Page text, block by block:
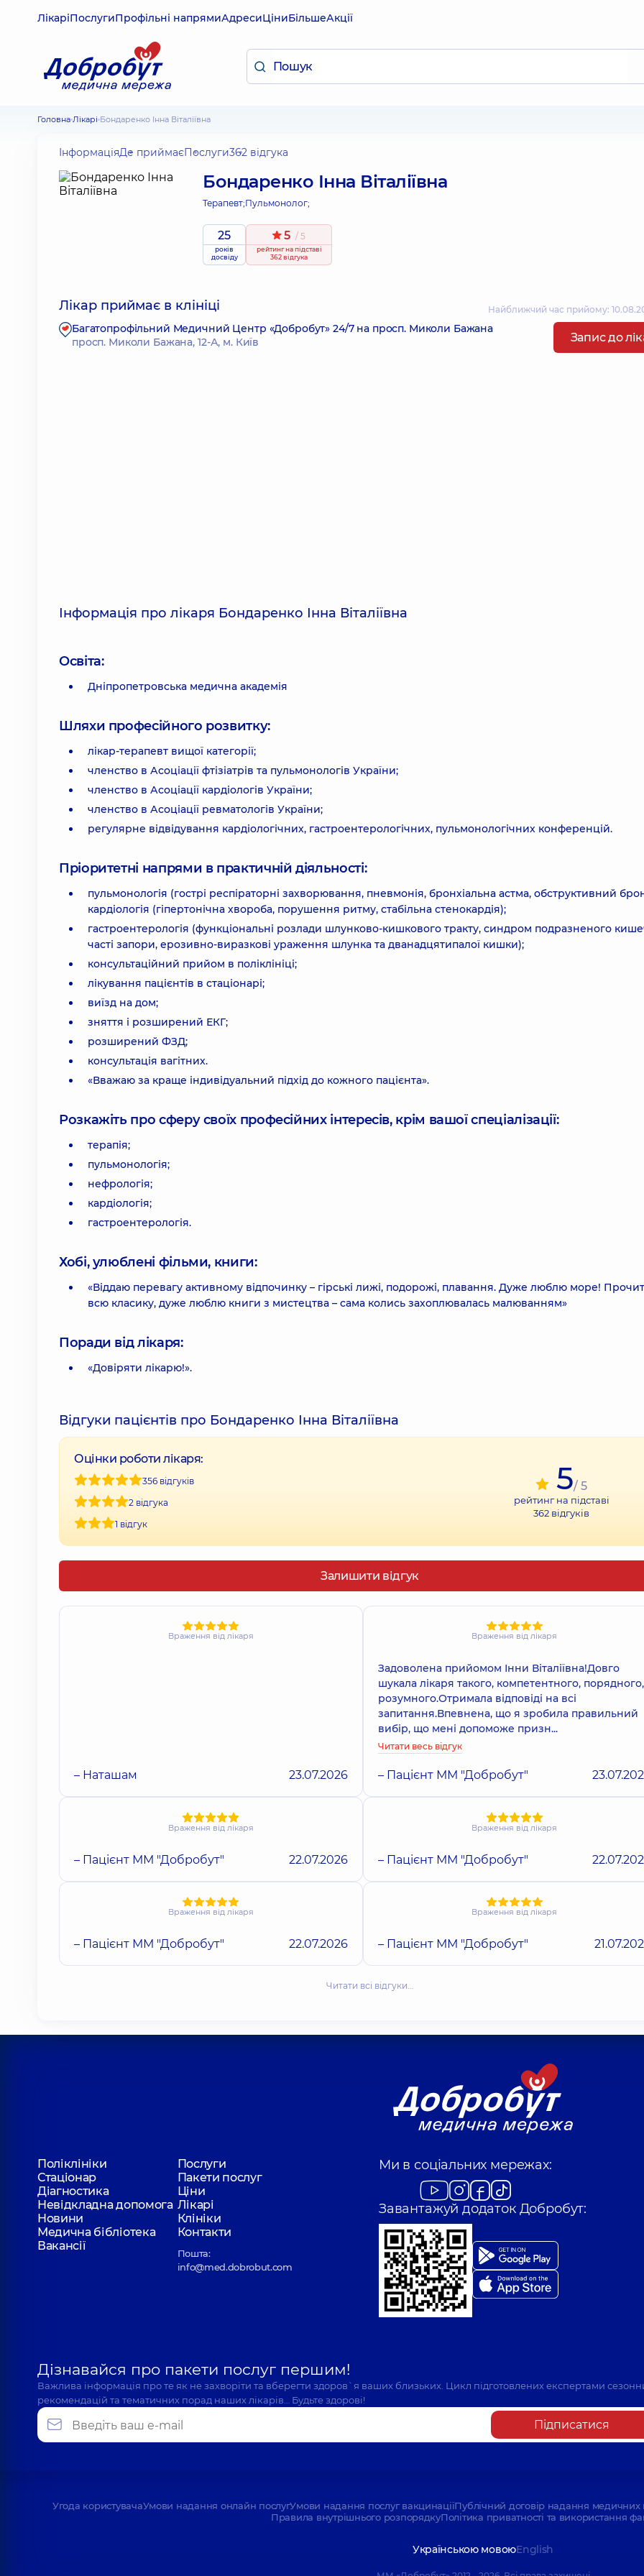
ЛікаріПослугиПрофільні напрямиАдресиЦіниБільшеАкції
Головна Лікарі Бондаренко Інна Віталіївна
ІнформаціяДе приймаєПослуги362 відгука
Бондаренко Інна Віталіївна
Терапевт;Пульмонолог;
25
років
досвіду
5 / 5
рейтингна підставі
362 відгука
Лікар приймає в клініці Найближчий час прийому:
Багатопрофільний Медичний Центр «Добробут» 24/7 на просп. Миколи Бажана
просп. Миколи Бажана, 12-А, м. Київ
Запис до
Інформація про лікаря Бондаренко Інна Віталіївна
Освіта:
Дніпропетровська медична академія
Шляхи професійного розвитку:
лікар-терапевт вищої категорії;
членство в Асоціації фтізіатрів та пульмонологів України;
членство в Асоціації кардіологів України;
членство в Асоціації ревматологів України;
регулярне відвідування кардіологічних, гастроентерологічних, пульмонологічних конференцій.
Пріоритетні напрями в практичній діяльності:
пульмонологія (гострі респіраторні захворювання, пневмонія, бронхіальна астма, обструктивний
кардіологія (гіпертонічна хвороба, порушення ритму, стабільна стенокардія);
гастроентерологія (функціональні розлади шлунково-кишкового тракту, синдром подразненого
часті запори, ерозивно-виразкові ураження шлунка та дванадцятипалої кишки);
консультаційний прийом в поліклініці;
лікування пацієнтів в стаціонарі;
виїзд на дом;
зняття і розширений ЕКГ;
розширений ФЗД;
консультація вагітних.
«Вважаю за краще індивідуальний підхід до кожного пацієнта».
Розкажіть про сферу своїх професійних інтересів, крім вашої спеціалізації:
терапія;
пульмонологія;
нефрологія;
кардіологія;
гастроентерологія.
Хобі, улюблені фільми, книги:
«Віддаю перевагу активному відпочинку – гірські лижі, подорожі, плавання. Дуже люблю море!
всю класику, дуже люблю книги з мистецтва – сама колись захоплювалась малюванням»
Поради від лікаря:
«Довіряти лікарю!».
Відгуки пацієнтів про Бондаренко Інна Віталіївна
Оцінки роботи лікаря:
356 відгуків
2 відгука
1 відгук
5/ 5
рейтинг на підставі
362 відгуків
Залишити відгук
Враження від лікаря
– Наташам 23.07.2026
Враження від лікаря
Задоволена прийомом Інни Віталіївна!Довго
шукала лікаря такого, компетентного, порядного,
розумного.Отримала відповіді на всі
запитання.Впевнена, що я зробила правильний
вибір, що мені допоможе призн...
Читати весь відгук
– Пацієнт ММ "Добробут"
Враження від лікаря
– Пацієнт ММ "Добробут" 22.07.2026
Враження від лікаря
– Пацієнт ММ "Добробут"
Враження від лікаря
– Пацієнт ММ "Добробут" 22.07.2026
Враження від лікаря
– Пацієнт ММ "Добробут"
Читати всі відгуки…
Поліклініки
Послуги
Стаціонар
Пакети послуг
Діагностика
Ціни
Невідкладна допомога Лікарі
Новини
Клініки
Медична бібліотека
Контакти
Вакансії
Пошта:
info@med.dobrobut.com
Ми в соціальних мережах:
Завантажуй додаток Добробут:
Дізнавайся про пакети послуг першим!
Важлива інформація про те як не захворіти та вберегти здоров`я ваших близьких. Цикл підготовлених експертами
рекомендацій та тематичних порад наших лікарів… Будьте здорові!
Підписатися
Угода користувачаУмови надання онлайн послугУмови надання послуг вакцинаціїПублічний договір надання медичних
Правила внутрішнього розпорядкуПолітика приватності та використання
Українською мовоюEnglish